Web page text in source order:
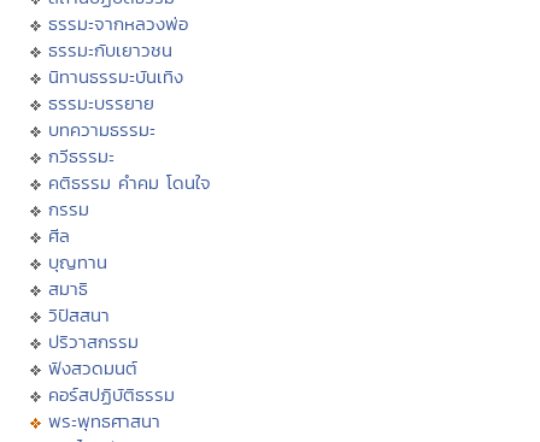
ธรรมะจากหลวงพ่อ
ธรรมะกับเยาวชน
นิทานธรรมะบันเทิง
ธรรมะบรรยาย
บทความธรรมะ
กวีธรรมะ
คติธรรม คำคม โดนใจ
กรรม
ศีล
บุญทาน
สมาธิ
วิปัสสนา
ปริวาสกรรม
ฟังสวดมนต์
คอร์สปฏิบัติธรรม
พระพุทธศาสนา